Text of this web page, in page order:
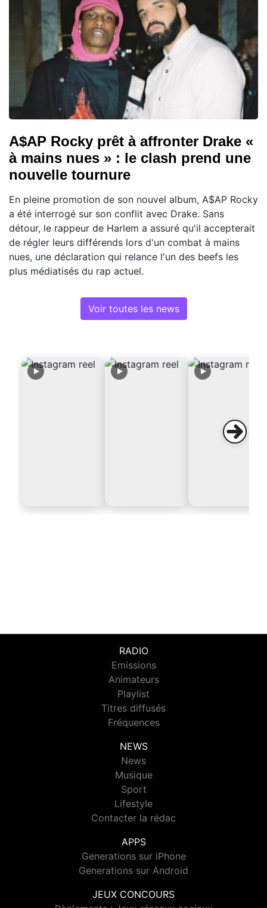
A$AP Rocky prêt à affronter Drake «
à mains nues » : le clash prend une
nouvelle tournure
En pleine promotion de son nouvel album, A$AP Rocky
a été interrogé sur son conflit avec Drake. Sans
détour, le rappeur de Harlem a assuré qu'il accepterait
de régler leurs différends lors d'un combat à mains
nues, une déclaration qui relance l'un des beefs les
plus médiatisés du rap actuel.
Voir toutes les news
RADIO
Emissions
Animateurs
Playlist
Titres diffusés
Fréquences
NEWS
News
Musique
Sport
Lifestyle
Contacter la rédac
APPS
Generations sur iPhone
Generations sur Android
JEUX CONCOURS